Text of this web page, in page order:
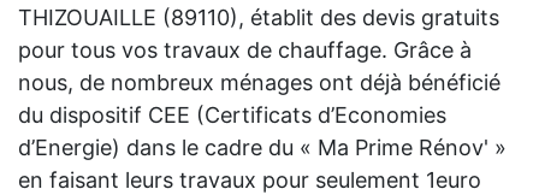
THIZOUAILLE (89110), établit des devis gratuits
pour tous vos travaux de chauffage. Grâce à
nous, de nombreux ménages ont déjà bénéficié
du dispositif CEE (Certificats d’Economies
d’Energie) dans le cadre du « Ma Prime Rénov' »
en faisant leurs travaux pour seulement 1euro